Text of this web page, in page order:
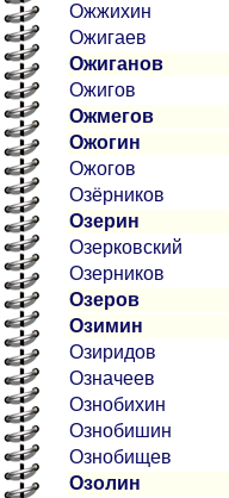
Ожжихин
Ожигаев
Ожиганов
Ожигов
Ожмегов
Ожогин
Ожогов
Озёрников
Озерин
Озерковский
Озерников
Озеров
Озимин
Озиридов
Означеев
Ознобихин
Ознобишин
Ознобищев
Озолин